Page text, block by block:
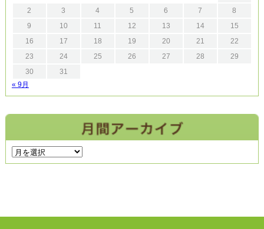
2
3 4 5 6 7
8
9
10 11 12 13 14
15
16
17 18 19 20 21
22
23
24 25 26 27 28
29
30
31
« 9月